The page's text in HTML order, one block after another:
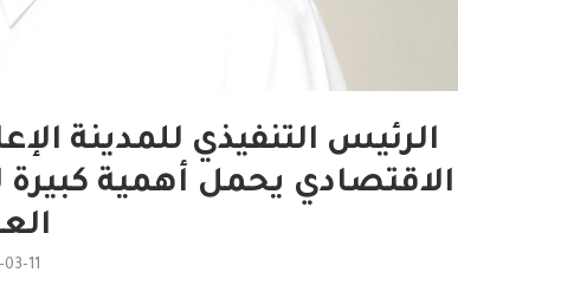
الرئيس التنفيذي للمدينة
الاقتصادي يحمل أهمية
11